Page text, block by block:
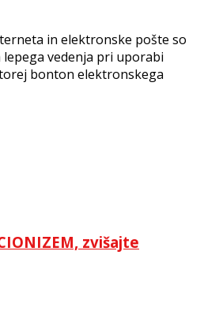
in elektronske pošte so
vedenja pri uporabi
bonton elektronskega
zvišajte